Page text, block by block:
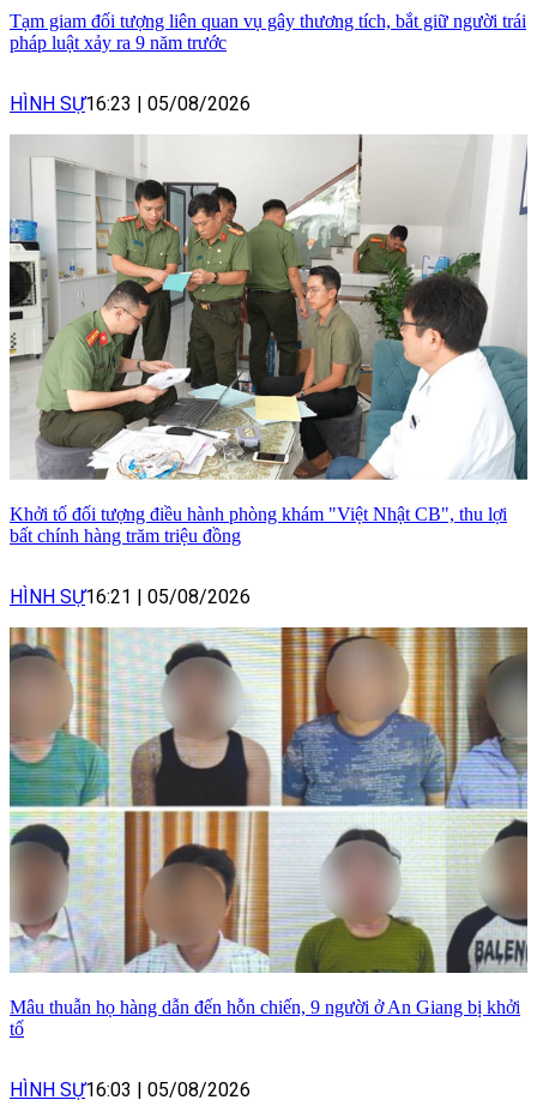
Tạm giam đối tượng liên quan vụ gây thương tích, bắt giữ người trái
pháp luật xảy ra 9 năm trước
HÌNH SỰ16:23 05/08/2026
Khởi tố đối tượng điều hành phòng khám "Việt Nhật CB", thu lợi
bất chính hàng trăm triệu đồng
HÌNH SỰ16:21 05/08/2026
Mâu thuẫn họ hàng dẫn đến hỗn chiến, 9 người ở An Giang bị khởi
tố
HÌNH SỰ16:03 05/08/2026